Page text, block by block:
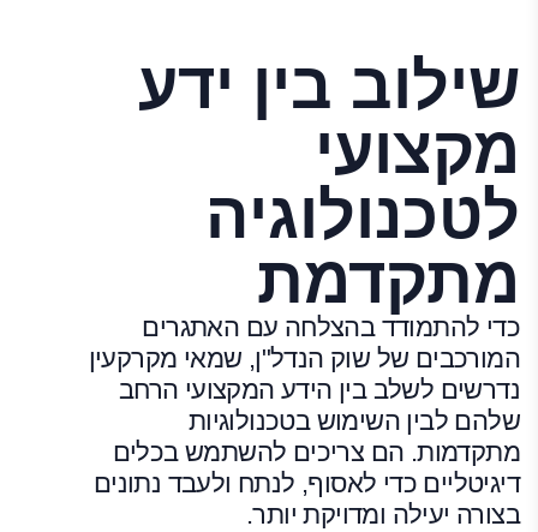
שילוב בין ידע
מקצועי
לטכנולוגיה
מתקדמת
כדי להתמודד בהצלחה עם האתגרים
המורכבים של שוק הנדל"ן, שמאי מקרקעין
נדרשים לשלב בין הידע המקצועי הרחב
שלהם לבין השימוש בטכנולוגיות
מתקדמות. הם צריכים להשתמש בכלים
דיגיטליים כדי לאסוף, לנתח ולעבד נתונים
בצורה יעילה ומדויקת יותר.